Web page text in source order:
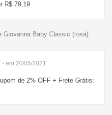
R$ 79,19
Giovanna Baby Classic (rosa)
- em 20/05/2021
de 2% OFF + Frete Grátis: